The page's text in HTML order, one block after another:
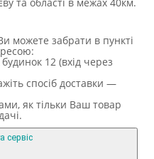
можете забрати в пункті
12 (вхід через
спосіб доставки —
як тільки Ваш товар
Гарантія та сервіс